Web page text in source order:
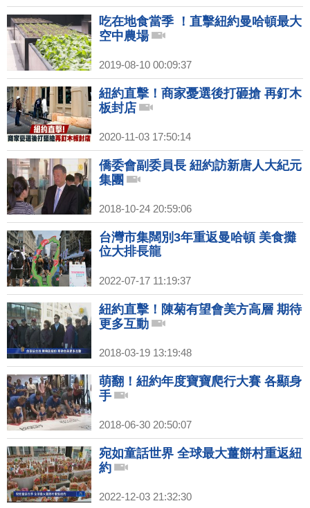
吃在地食當季 ！直擊紐約曼哈頓最大
空中農場
2019-08-10 00:09:37
紐約直擊！商家憂選後打砸搶 再釘木
板封店
2020-11-03 17:50:14
僑委會副委員長 紐約訪新唐人大紀元
集團
2018-10-24 20:59:06
台灣市集闊別3年重返曼哈頓 美食攤
位大排長龍
2022-07-17 11:19:37
紐約直擊！陳菊有望會美方高層 期待
更多互動
2018-03-19 13:19:48
萌翻！紐約年度寶寶爬行大賽 各顯身
手
2018-06-30 20:50:07
宛如童話世界 全球最大薑餅村重返紐
約
2022-12-03 21:32:30